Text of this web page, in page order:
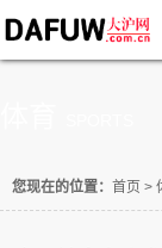
您现在的位置： 首页 >